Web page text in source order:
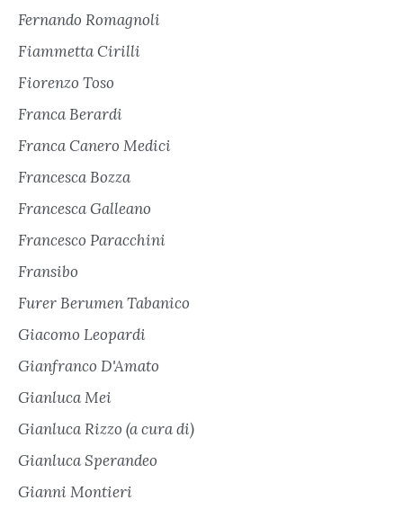
Fernando Romagnoli
Fiammetta Cirilli
Fiorenzo Toso
Franca Berardi
Franca Canero Medici
Francesca Bozza
Francesca Galleano
Francesco Paracchini
Fransibo
Furer Berumen Tabanico
Giacomo Leopardi
Gianfranco D'Amato
Gianluca Mei
Gianluca Rizzo (a cura di)
Gianluca Sperandeo
Gianni Montieri